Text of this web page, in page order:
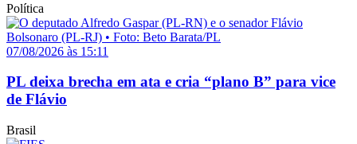
Política
07/08/2026 às 15:11
PL deixa brecha em ata e cria “plano B” para vice
de Flávio
Brasil